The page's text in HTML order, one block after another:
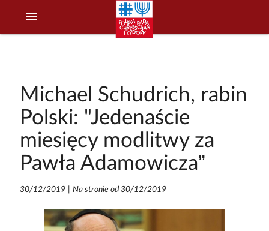
menu
Michael Schudrich, rabin
Polski: "Jedenaście
miesięcy modlitwy za
Pawła Adamowicza”
30/12/2019| Na stronie od 30/12/2019